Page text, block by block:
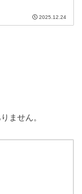
2025.12.24
ません。